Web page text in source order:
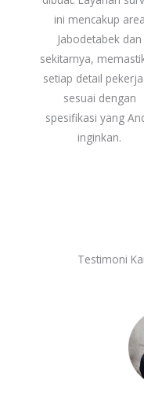
ini mencakup area
Jabodetabek dan
sekitarnya,
setiap detail
sesuai dengan
spesifikasi yang
inginkan.
Testimoni